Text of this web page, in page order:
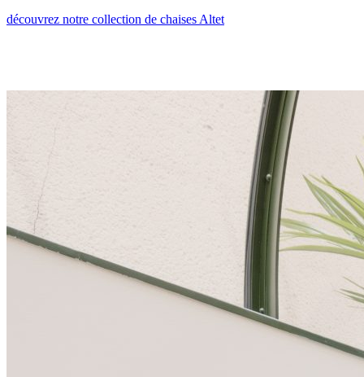
découvrez notre collection de chaises Altet